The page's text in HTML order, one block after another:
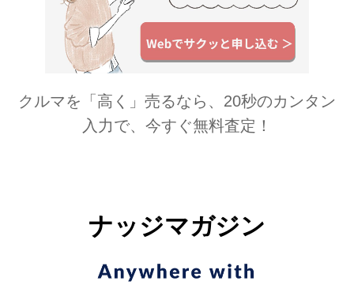
クルマを「高く」売るなら、20秒のカンタン
入力で、今すぐ無料査定！
ナッジマガジン